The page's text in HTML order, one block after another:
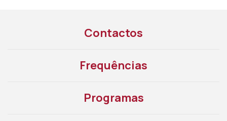
Contactos
Frequências
Programas